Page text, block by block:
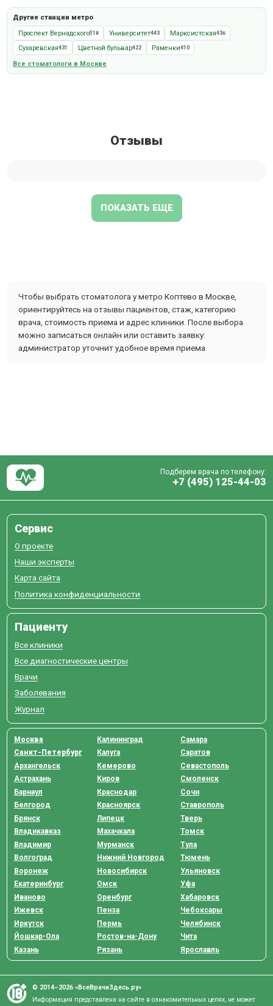
Другие станции метро
Проспект Вернадского518 Университет443 Марксистская436
Сухаревская431 Цветной бульвар422 Раменки410
Все стоматологи в Москве
Отзывы
ПОКАЗАТЬ ЕЩЕ
Чтобы выбрать стоматолога у метро Коптево в Москве,
ориентируйтесь на отзывы пациентов, стаж, категорию
врача, стоимость приема и адрес клиники. После выбора
можно записаться онлайн или оставить заявку:
администратор уточнит удобное время приема.
Подберем врача по телефону:
+7 (495) 125-44-03
Сервис
О проекте
Наши эксперты
Карта сайта
Политика конфиденциальности
Пациенту
Все клиники
Все диагностические центры
Врачи
Заболевания
Журнал
Москва
Санкт-Петербург
Архангельск
Астрахань
Барнаул
Белгород
Брянск
Владикавказ
Владимир
Волгоград
Воронеж
Екатеринбург
Иваново
Ижевск
Иркутск
Йошкар-Ола
Казань
Калининград
Калуга
Кемерово
Киров
Краснодар
Красноярск
Липецк
Махачкала
Мурманск
Нижний Новгород
Новосибирск
Омск
Оренбург
Пенза
Пермь
Ростов-на-Дону
Рязань
Самара
Саратов
Севастополь
Смоленск
Сочи
Ставрополь
Тверь
Томск
Тула
Тюмень
Ульяновск
Уфа
Хабаровск
Чебоксары
Челябинск
Чита
Ярославль
© 2014–2026 «ВсеВрачиЗдесь.ру»
Информация представлена на сайте в ознакомительных целях, не может